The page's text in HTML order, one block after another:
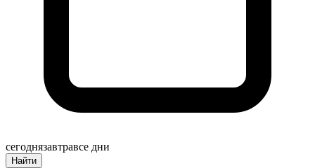
сегоднязавтравсе дни
Найти